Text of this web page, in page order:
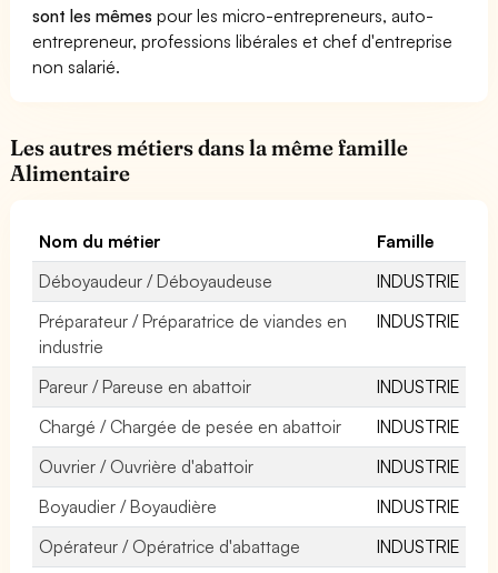
sont les mêmes pour les micro-entrepreneurs, auto-
entrepreneur, professions libérales et chef d'entreprise
non salarié.
Les autres métiers dans la même famille
Alimentaire
Nom du métier
Famille
Déboyaudeur / Déboyaudeuse
INDUSTRIE
Préparateur / Préparatrice de viandes en
industrie
INDUSTRIE
Pareur / Pareuse en abattoir
INDUSTRIE
Chargé / Chargée de pesée en abattoir
INDUSTRIE
Ouvrier / Ouvrière d'abattoir
INDUSTRIE
Boyaudier / Boyaudière
INDUSTRIE
Opérateur / Opératrice d'abattage
INDUSTRIE